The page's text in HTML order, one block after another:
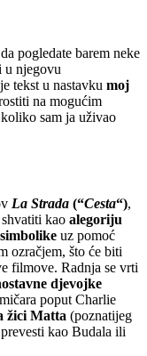
pogledate barem neke
u njegovu
tekst u nastavku moj
na mogućim
sam ja uživao
La Strada (“Cesta“),
kao alegoriju
uz pomoć
ozračjem, što će biti
filmove. Radnja se vrti
djevojke
poput Charlie
žici Matta (poznatijeg
kao Budala ili